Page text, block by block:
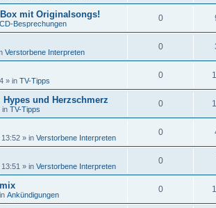
mit Originalsongs!
CD-Besprechungen
0
Verstorbene Interpreten
0
» in TV-Tipps
0
Hypes und Herzschmerz
in TV-Tipps
0
13:52 » in Verstorbene Interpreten
0
» in Verstorbene Interpreten
0
Ankündigungen
0